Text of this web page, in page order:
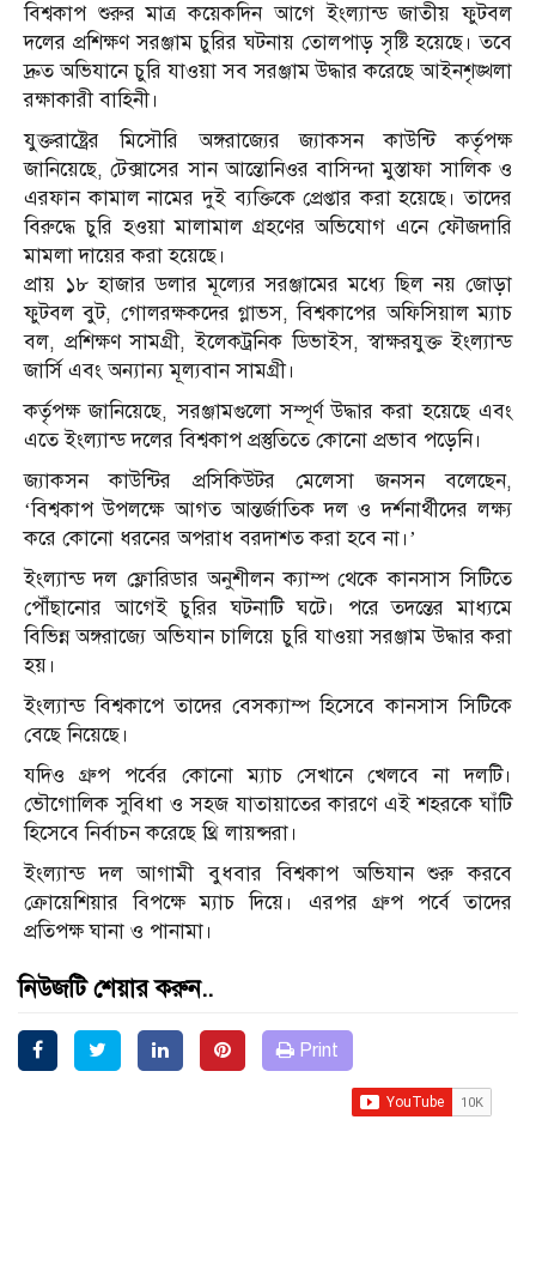
বিশ্বকাপ শুরুর মাত্র কয়েকদিন আগে ইংল্যান্ড জাতীয় ফুটবল
দলের প্রশিক্ষণ সরঞ্জাম চুরির ঘটনায় তোলপাড় সৃষ্টি হয়েছে। তবে
দ্রুত অভিযানে চুরি যাওয়া সব সরঞ্জাম উদ্ধার করেছে আইনশৃঙ্খলা
রক্ষাকারী বাহিনী।
যুক্তরাষ্ট্রের মিসৌরি অঙ্গরাজ্যের জ্যাকসন কাউন্টি কর্তৃপক্ষ
জানিয়েছে, টেক্সাসের সান আন্তোনিওর বাসিন্দা মুস্তাফা সালিক ও
এরফান কামাল নামের দুই ব্যক্তিকে প্রেপ্তার করা হয়েছে। তাদের
বিরুদ্ধে চুরি হওয়া মালামাল গ্রহণের অভিযোগ এনে ফৌজদারি
মামলা দায়ের করা হয়েছে।
প্রায় ১৮ হাজার ডলার মূল্যের সরঞ্জামের মধ্যে ছিল নয় জোড়া
ফুটবল বুট, গোলরক্ষকদের গ্লাভস, বিশ্বকাপের অফিসিয়াল ম্যাচ
বল, প্রশিক্ষণ সামগ্রী, ইলেকট্রনিক ডিভাইস, স্বাক্ষরযুক্ত ইংল্যান্ড
জার্সি এবং অন্যান্য মূল্যবান সামগ্রী।
কর্তৃপক্ষ জানিয়েছে, সরঞ্জামগুলো সম্পূর্ণ উদ্ধার করা হয়েছে এবং
এতে ইংল্যান্ড দলের বিশ্বকাপ প্রস্তুতিতে কোনো প্রভাব পড়েনি।
জ্যাকসন কাউন্টির প্রসিকিউটর মেলেসা জনসন বলেছেন,
‘বিশ্বকাপ উপলক্ষে আগত আন্তর্জাতিক দল ও দর্শনার্থীদের লক্ষ্য
করে কোনো ধরনের অপরাধ বরদাশত করা হবে না।’
ইংল্যান্ড দল ফ্লোরিডার অনুশীলন ক্যাম্প থেকে কানসাস সিটিতে
পৌঁছানোর আগেই চুরির ঘটনাটি ঘটে। পরে তদন্তের মাধ্যমে
বিভিন্ন অঙ্গরাজ্যে অভিযান চালিয়ে চুরি যাওয়া সরঞ্জাম উদ্ধার করা
হয়।
ইংল্যান্ড বিশ্বকাপে তাদের বেসক্যাম্প হিসেবে কানসাস সিটিকে
বেছে নিয়েছে।
যদিও গ্রুপ পর্বের কোনো ম্যাচ সেখানে খেলবে না দলটি।
ভৌগোলিক সুবিধা ও সহজ যাতায়াতের কারণে এই শহরকে ঘাঁটি
হিসেবে নির্বাচন করেছে থ্রি লায়ন্সরা।
ইংল্যান্ড দল আগামী বুধবার বিশ্বকাপ অভিযান শুরু করবে
ক্রোয়েশিয়ার বিপক্ষে ম্যাচ দিয়ে। এরপর গ্রুপ পর্বে তাদের
প্রতিপক্ষ ঘানা ও পানামা।
নিউজটি শেয়ার করুন..
Print